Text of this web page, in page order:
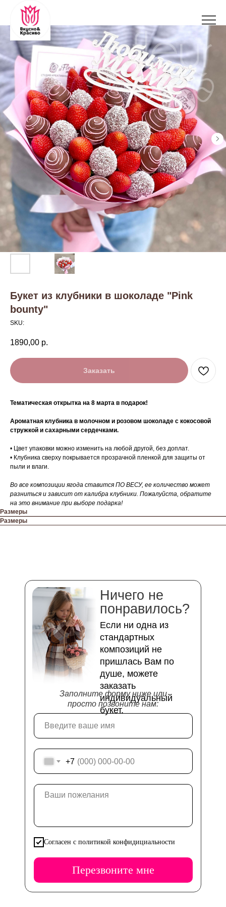
Букет из клубники в шоколаде "Pink
bounty"
SKU:
1890,00 р.
Заказать
Тематическая открытка на 8 марта в подарок!
Ароматная клубника в молочном и розовом шоколаде с кокосовой
стружкой и сахарными сердечками.
• Цвет упаковки можно изменить на любой другой, без доплат.
• Клубника сверху покрывается прозрачной пленкой для защиты от
пыли и влаги.
Во все композиции ягода ставится ПО ВЕСУ, ее количество может
разниться и зависит от калибра клубники. Пожалуйста, обратите
на это внимание при выборе подарка!
Размеры
Размеры
Ничего не
понравилось?
+7
Согласен с политикой конфидициальности
Перезвоните мне
Если ни одна из
стандартных
композиций не
пришлась Вам по
душе, можете
заказать
индивидуальный
букет.
Заполните форму ниже или
просто позвоните нам: